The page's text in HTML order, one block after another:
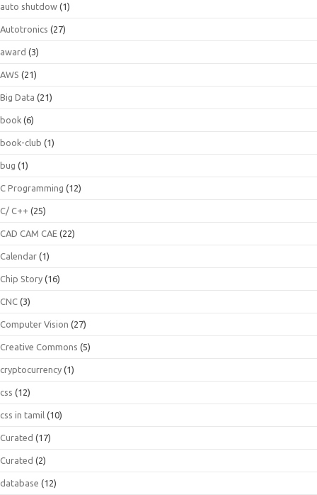
auto shutdow (1)
Autotronics (27)
award (3)
AWS (21)
Big Data (21)
book (6)
book-club (1)
bug (1)
C Programming (12)
C/ C++ (25)
CAD CAM CAE (22)
Calendar (1)
Chip Story (16)
CNC (3)
Computer Vision (27)
Creative Commons (5)
cryptocurrency (1)
css (12)
css in tamil (10)
Curated (17)
Curated (2)
database (12)